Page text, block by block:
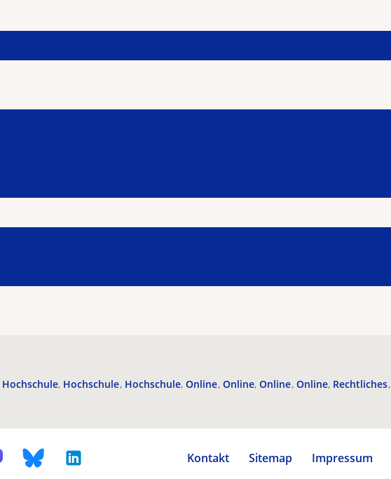
Hochschule Hochschule Hochschule Online Online Online Online Rechtliches
Kontakt Sitemap Impressum